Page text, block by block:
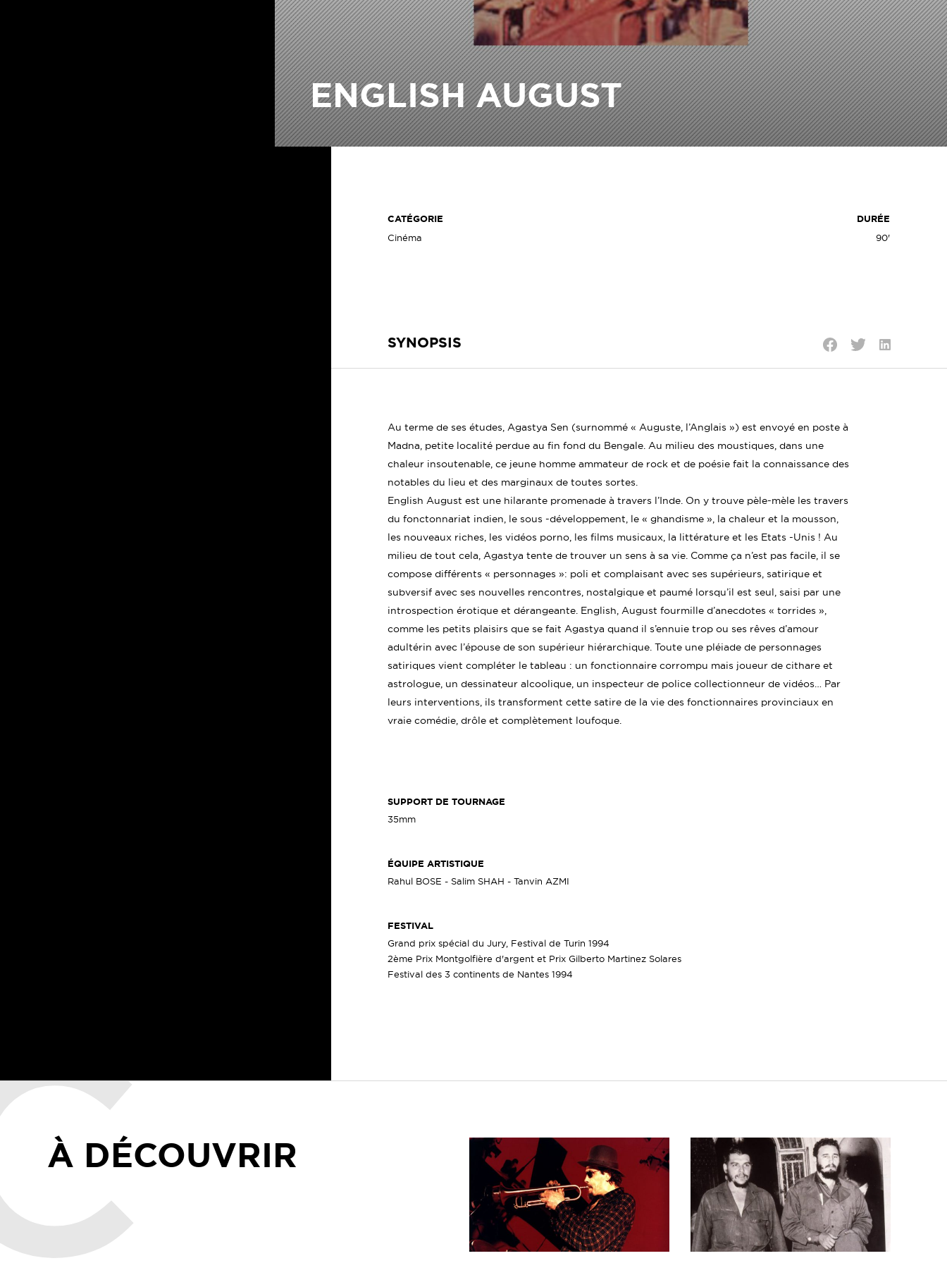
ENGLISH AUGUST
CATÉGORIE
Cinéma
DURÉE
90'
SYNOPSIS
Au terme de ses études, Agastya Sen (surnommé « Auguste, l’Anglais ») est envoyé en poste à
Madna, petite localité perdue au fin fond du Bengale. Au milieu des moustiques, dans une
chaleur insoutenable, ce jeune homme ammateur de rock et de poésie fait la connaissance des
notables du lieu et des marginaux de toutes sortes.
English August est une hilarante promenade à travers l’Inde. On y trouve pèle-mèle les travers
du fonctonnariat indien, le sous -développement, le « ghandisme », la chaleur et la mousson,
les nouveaux riches, les vidéos porno, les films musicaux, la littérature et les Etats -Unis ! Au
milieu de tout cela, Agastya tente de trouver un sens à sa vie. Comme ça n’est pas facile, il se
compose différents « personnages »: poli et complaisant avec ses supérieurs, satirique et
subversif avec ses nouvelles rencontres, nostalgique et paumé lorsqu’il est seul, saisi par une
introspection érotique et dérangeante. English, August fourmille d’anecdotes « torrides »,
comme les petits plaisirs que se fait Agastya quand il s’ennuie trop ou ses rêves d’amour
adultérin avec l’épouse de son supérieur hiérarchique. Toute une pléiade de personnages
satiriques vient compléter le tableau : un fonctionnaire corrompu mais joueur de cithare et
astrologue, un dessinateur alcoolique, un inspecteur de police collectionneur de vidéos… Par
leurs interventions, ils transforment cette satire de la vie des fonctionnaires provinciaux en
vraie comédie, drôle et complètement loufoque.
SUPPORT DE TOURNAGE
35mm
ÉQUIPE ARTISTIQUE
Rahul BOSE - Salim SHAH - Tanvin AZMI
FESTIVAL
Grand prix spécial du Jury, Festival de Turin 1994
2ème Prix Montgolfière d'argent et Prix Gilberto Martinez Solares
Festival des 3 continents de Nantes 1994
À DÉCOUVRIR